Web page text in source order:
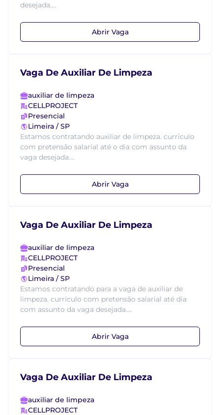
desejada....
Abrir Vaga
Vaga De Auxiliar De Limpeza
auxiliar de limpeza
CELLPROJECT
Presencial
Limeira / SP
Estamos contratando auxiliar de limpeza. currículo
com pretensão salarial até o dia com assunto da
vaga desejada....
Abrir Vaga
Vaga De Auxiliar De Limpeza
auxiliar de limpeza
CELLPROJECT
Presencial
Limeira / SP
Estamos contratando para a vaga de auxiliar de
limpeza. currículo com pretensão salarial até dia
com assunto da vaga desejada....
Abrir Vaga
Vaga De Auxiliar De Limpeza
auxiliar de limpeza
CELLPROJECT